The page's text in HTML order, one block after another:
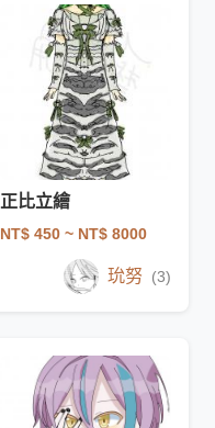
正比立繪
NT$ 450 ~ NT$ 8000
玧努 (3)